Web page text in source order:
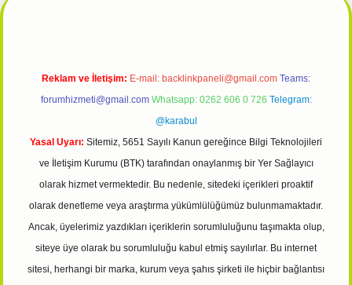
Reklam ve İletişim: E-mail: backlinkpaneli@gmail.com Teams:
forumhizmeti@gmail.com Whatsapp: 0262 606 0 726 Telegram:
@karabul
Yasal Uyarı: Sitemiz, 5651 Sayılı Kanun gereğince Bilgi Teknolojileri
ve İletişim Kurumu (BTK) tarafından onaylanmış bir Yer Sağlayıcı
olarak hizmet vermektedir. Bu nedenle, sitedeki içerikleri proaktif
olarak denetleme veya araştırma yükümlülüğümüz bulunmamaktadır.
Ancak, üyelerimiz yazdıkları içeriklerin sorumluluğunu taşımakta olup,
siteye üye olarak bu sorumluluğu kabul etmiş sayılırlar. Bu internet
sitesi, herhangi bir marka, kurum veya şahıs şirketi ile hiçbir bağlantısı